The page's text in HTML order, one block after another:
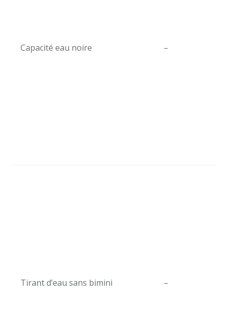
Capacité eau noire –
Tirant d’eau sans bimini –